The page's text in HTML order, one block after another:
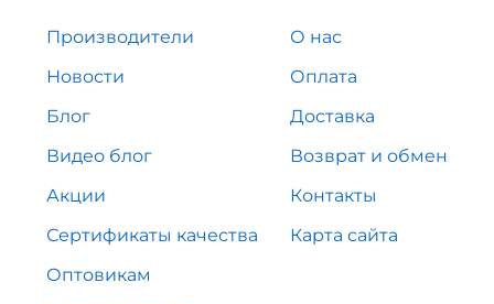
Производители
Новости
Блог
Видео блог
Акции
Сертификаты качества
Оптовикам
О нас
Оплата
Доставка
Возврат и обмен
Контакты
Карта сайта